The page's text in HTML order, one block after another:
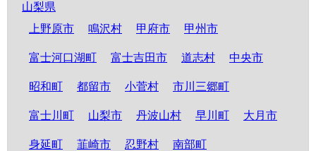
山梨県
上野原市
鳴沢村 甲府市 甲州市
富士河口湖町 富士吉田市 道志村 中央市
昭和町 都留市 小菅村 市川三郷町
富士川町 山梨市 丹波山村 早川町 大月市
身延町 韮崎市 忍野村 南部町